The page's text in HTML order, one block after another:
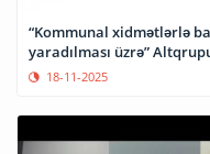
“Kommunal xidmətlərlə
yaradılması üzrə”
18-11-2025